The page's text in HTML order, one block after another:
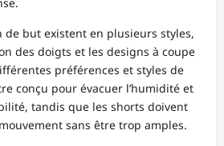
de but existent en plusieurs styles,
des doigts et les designs à coupe
préférences et styles de
conçu pour évacuer l’humidité et
tandis que les shorts doivent
sans être trop amples.